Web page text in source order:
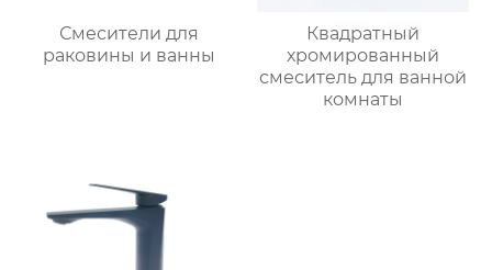
Смесители для
раковины и ванны
Квадратный
хромированный
смеситель для ванной
комнаты